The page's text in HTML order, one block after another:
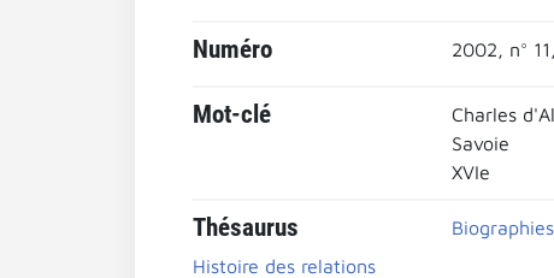
Numéro 2002, n°
Mot-clé
Charles
Savoie
XVIe
Thésaurus
Histoire des relations